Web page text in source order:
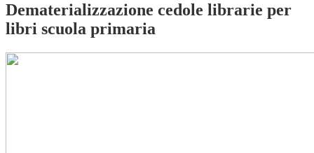
Dematerializzazione cedole librarie per
libri scuola primaria